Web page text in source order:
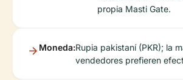
propia Masti Gate.
Moneda:Rupia pakistaní (PKR); la
vendedores prefieren